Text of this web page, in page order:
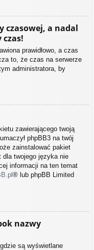
czasowej, a nadal
prawidłowo, a czas
to, że czas na serwerze
administratora, by
zawierającego twoją
phpBB3 na twój
zainstalować pakiet
twojego języka nie
informacji na ten temat
® lub phpBB Limited
nazwy
są wyświetlane